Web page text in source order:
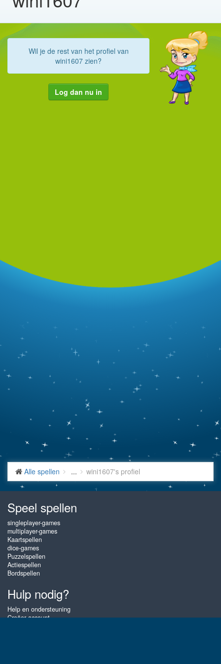
Wil je de rest van het profiel van
wini1607 zien?
Log dan nu in
Alle spellen ... wini1607's profiel
Speel spellen
singleplayer-games
multiplayer-games
Kaartspellen
dice-games
Puzzelspellen
Actiespellen
Bordspellen
Hulp nodig?
Help en ondersteuning
Creëer account